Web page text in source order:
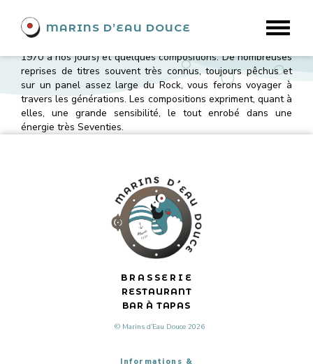
MARINS D’EAU DOUCE
AMAROK
Amarok est un groupe composé de 4 musiciens
1970 à nos jours) et quelques compositions. De nombreuses
reprises de titres souvent très connus, toujours pêchus et
sur un panel assez large du Rock, vous ferons voyager à
travers les générations. Les compositions expriment, quant à
elles, une grande sensibilité, le tout enrobé dans une
énergie très Seventies.
BRASSERIE
RESTAURANT
BAR À TAPAS
© Marins d’Eau Douce 2026
Informations &